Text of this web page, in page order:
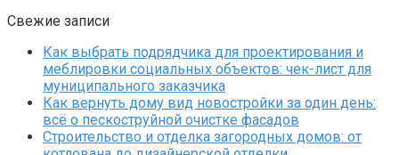
Свежие записи
Как выбрать подрядчика для проектирования и
меблировки социальных объектов: чек-лист для
муниципального заказчика
Как вернуть дому вид новостройки за один день:
всё о пескоструйной очистке фасадов
Строительство и отделка загородных домов: от